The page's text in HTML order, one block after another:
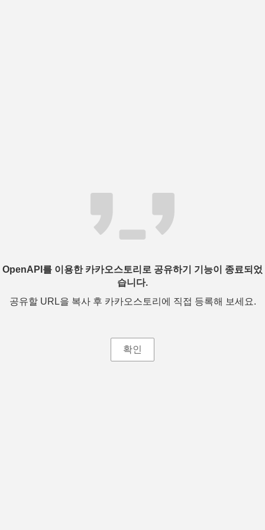
OpenAPI를 이용한 카카오스토리로 공유하기 기능이 종료되었
습니다.
공유할 URL을 복사 후 카카오스토리에 직접 등록해 보세요.
확인